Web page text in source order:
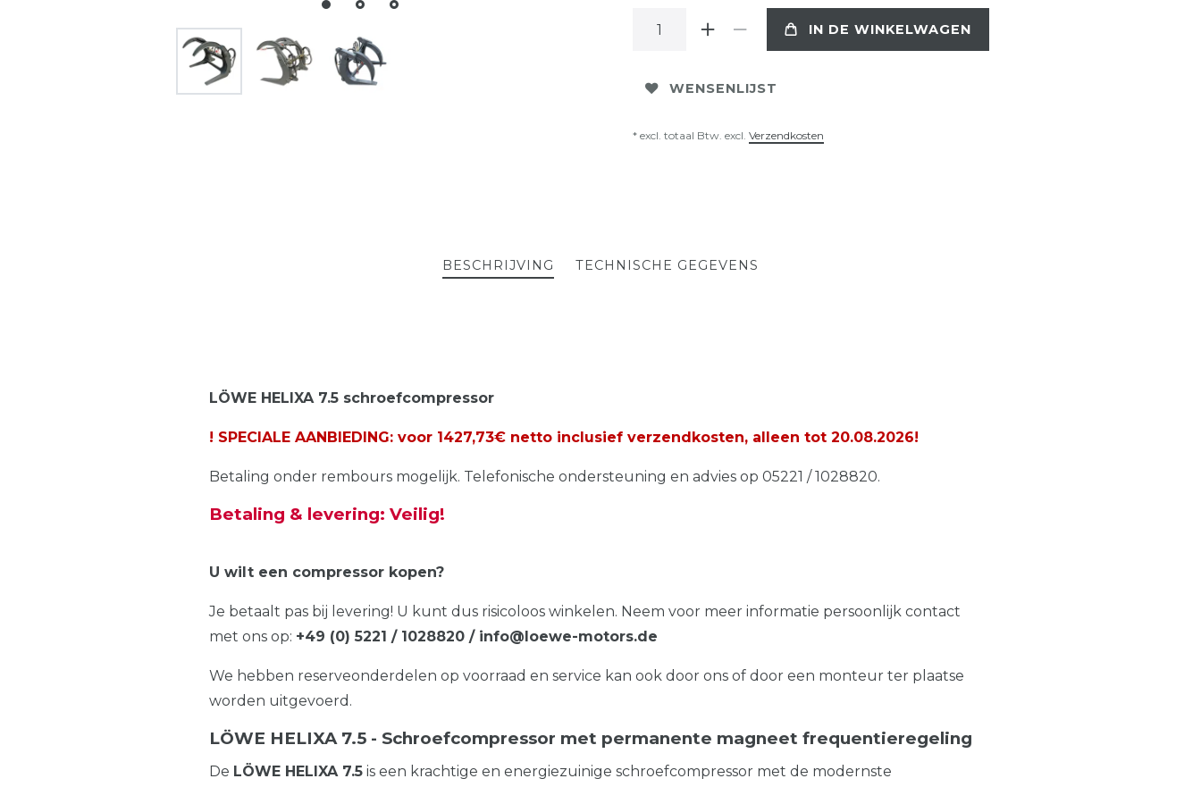
IN DE WINKELWAGEN
WENSENLIJST
* excl. totaal Btw. excl. Verzendkosten
BESCHRIJVING TECHNISCHE GEGEVENS
LÖWE HELIXA 7.5 schroefcompressor
! SPECIALE AANBIEDING: voor 1427,73€ netto inclusief verzendkosten, alleen tot 20.08.2026!
Betaling onder rembours mogelijk. Telefonische ondersteuning en advies op 05221 / 1028820.
Betaling & levering: Veilig!
U wilt een compressor kopen?
Je betaalt pas bij levering! U kunt dus risicoloos winkelen. Neem voor meer informatie persoonlijk contact
met ons op: +49 (0) 5221 / 1028820 / info@loewe-motors.de
We hebben reserveonderdelen op voorraad en service kan ook door ons of door een monteur ter plaatse
worden uitgevoerd.
LÖWE HELIXA 7.5 - Schroefcompressor met permanente magneet frequentieregeling
De LÖWE HELIXA7.5 is een krachtige en energiezuinige schroefcompressor met de modernste